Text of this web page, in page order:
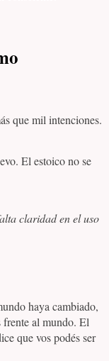
que mil intenciones.
El estoico no se
claridad en el uso
haya cambiado,
frente al mundo. El
que vos podés ser